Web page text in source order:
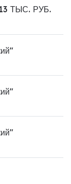
ТЫС. РУБ.